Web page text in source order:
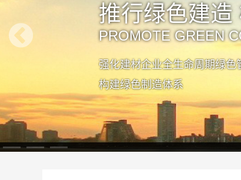
绿色建材助
Green Building
加强绿色建材采信应用，